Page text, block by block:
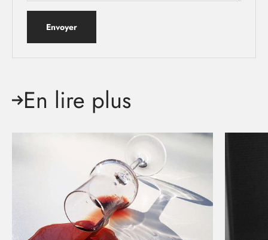
Envoyer
En lire plus